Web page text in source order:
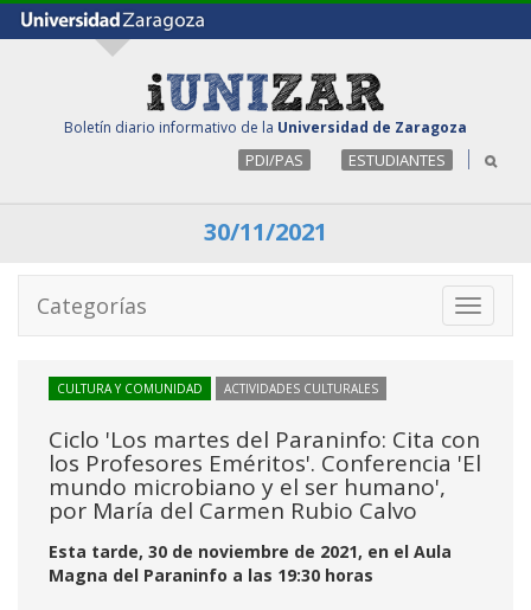
Boletín diario informativo de la Universidad de Zaragoza
PDI/PAS ESTUDIANTES
30/11/2021
Toggle
Categorías
CULTURA Y COMUNIDAD ACTIVIDADES CULTURALES
Ciclo 'Los martes del Paraninfo: Cita con
los Profesores Eméritos'. Conferencia 'El
mundo microbiano y el ser humano',
por María del Carmen Rubio Calvo
Esta tarde, 30 de noviembre de 2021, en el Aula
Magna del Paraninfo a las 19:30 horas